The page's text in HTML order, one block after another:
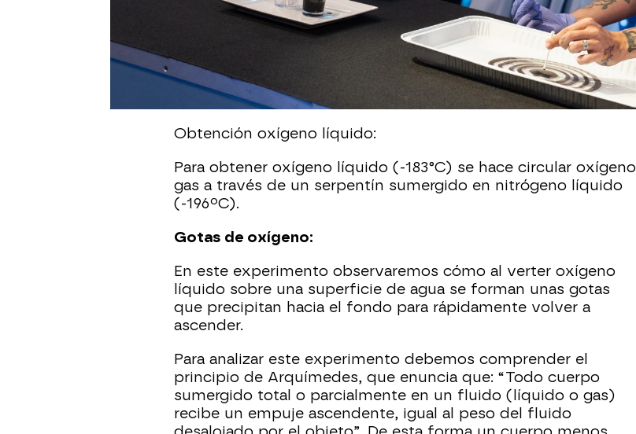
el plató de 'El Hormiguero 3.0'. Cuatro pruebas han dividido su
sección de tanto éxito en el programa donde Carlos Cuevas y
han sido los invitados de la noche.
Hoy hemos preparado dos experimentos empleando un
elemento común:oxígeno en estado líquido.
Obtención oxígeno líquido:
Para obtener oxígeno líquido (-183°C) se hace circular oxígeno
gas a través de un serpentín sumergido en nitrógeno líquido
(-196ºC).
Gotas de oxígeno:
En este experimento observaremos cómo al verter oxígeno
líquido sobre una superficie de agua se forman unas gotas
que precipitan hacia el fondo para rápidamente volver a
ascender.
Para analizar este experimento debemos comprender el
principio de Arquímedes, que enuncia que: “Todo cuerpo
sumergido total o parcialmente en un fluido (líquido o gas)
recibe un empuje ascendente, igual al peso del fluido